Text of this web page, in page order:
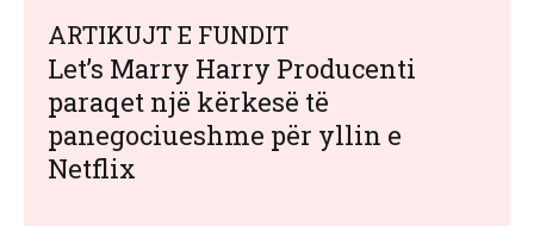
ARTIKUJT E FUNDIT
Let’s Marry Harry Producenti
paraqet një kërkesë të
panegociueshme për yllin e
Netflix